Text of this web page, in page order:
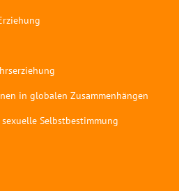
in globalen Zusammenhängen
Selbstbestimmung